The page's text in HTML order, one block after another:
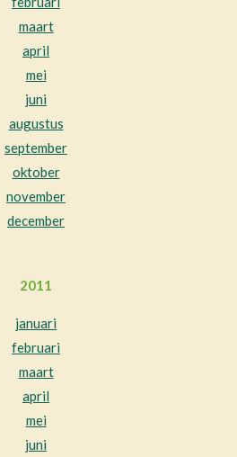
maart
april
mei
juni
augustus
september
oktober
november
december
2011
januari
februari
maart
april
mei
juni